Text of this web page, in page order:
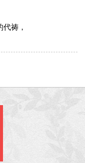
祷，